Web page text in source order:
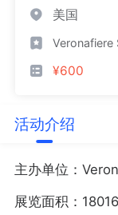
美国
Veronafiere
¥600
活动介绍
主办单位：
展览面积：